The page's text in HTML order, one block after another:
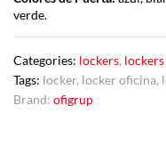
verde.
Categories: lockers,
Tags: locker, locker oficina,
Brand: ofigrup